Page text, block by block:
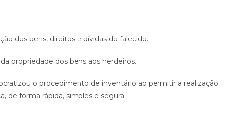
dos bens, direitos e dívidas do falecido.
propriedade dos bens aos herdeiros.
o procedimento de inventário ao permitir a realização
de forma rápida, simples e segura.